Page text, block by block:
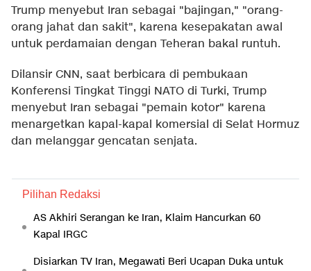
Trump menyebut Iran sebagai "bajingan," "orang-
orang jahat dan sakit", karena kesepakatan awal
untuk perdamaian dengan Teheran bakal runtuh.
Dilansir CNN, saat berbicara di pembukaan
Konferensi Tingkat Tinggi NATO di Turki, Trump
menyebut Iran sebagai "pemain kotor" karena
menargetkan kapal-kapal komersial di Selat Hormuz
dan melanggar gencatan senjata.
Pilihan Redaksi
AS Akhiri Serangan ke Iran, Klaim Hancurkan 60
Kapal IRGC
Disiarkan TV Iran, Megawati Beri Ucapan Duka untuk